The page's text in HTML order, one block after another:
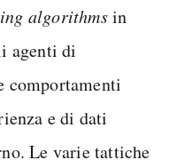
algorithmsin
agenti di
comportamenti
e di dati
Le varie tattiche